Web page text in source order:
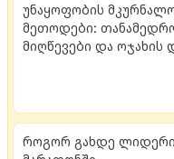
უნაყოფობის
მეთოდები:
მიღწევები და ოჯახის
როგორ გახდე ლიდერი